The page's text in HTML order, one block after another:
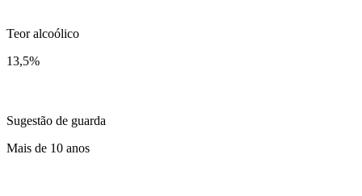
Teor alcoólico
13,5%
Sugestão de guarda
Mais de 10 anos